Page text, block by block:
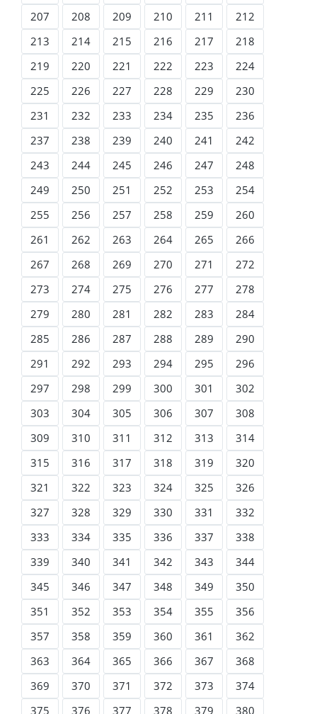
207
208 209 210 211
212
213
214 215 216 217
218
219
220 221 222 223
224
225
226 227 228 229
230
231
232 233 234 235
236
237
238 239 240 241
242
243
244 245 246 247
248
249
250 251 252 253
254
255
256 257 258 259
260
261
262 263 264 265
266
267
268 269 270 271
272
273
274 275 276 277
278
279
280 281 282 283
284
285
286 287 288 289
290
291
292 293 294 295
296
297
298 299 300 301
302
303
304 305 306 307
308
309
310 311 312 313
314
315
316 317 318 319
320
321
322 323 324 325
326
327
328 329 330 331
332
333
334 335 336 337
338
339
340 341 342 343
344
345
346 347 348 349
350
351
352 353 354 355
356
357
358 359 360 361
362
363
364 365 366 367
368
369
370 371 372 373
374
375
376 377 378 379 380